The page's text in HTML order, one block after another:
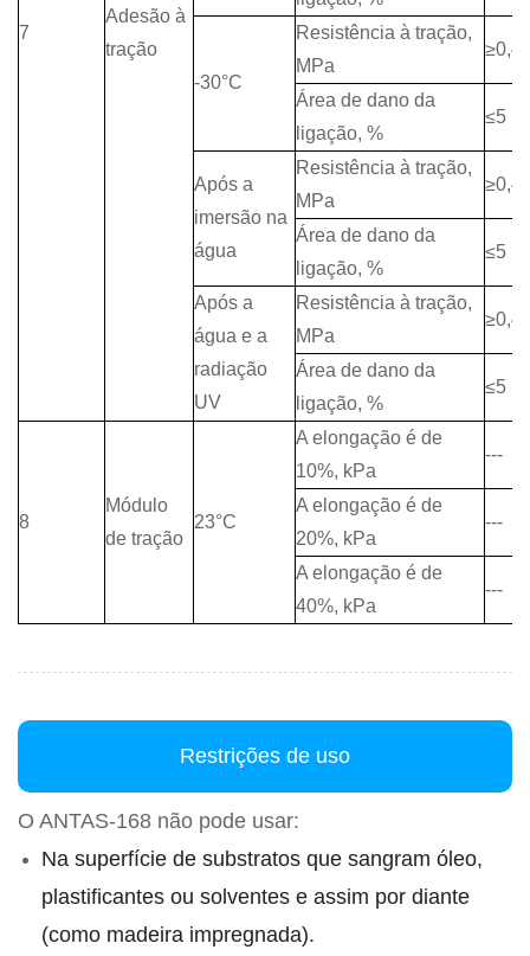
7
Adesão à
tração
-30°C
Resistência à tração,
MPa
Área de dano da
ligação, %
≤5
Após a
imersão na
água
Resistência à tração,
MPa
Área de dano da
ligação, %
≤5
Após a
água e a
radiação
UV
Resistência à tração,
MPa
Área de dano da
ligação, %
≤5
8
Módulo
de tração
23°C
A elongação é de
10%, kPa
---
A elongação é de
20%, kPa
---
A elongação é de
40%, kPa
---
Restrições de uso
O ANTAS-168 não pode usar:
Na superfície de substratos que sangram óleo,
plastificantes ou solventes e assim por diante
(como madeira impregnada).